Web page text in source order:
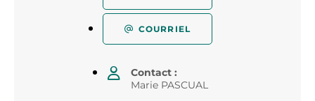
COURRIEL
Contact :
Marie PASCUAL